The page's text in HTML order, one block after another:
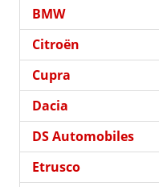
BMW
Citroën
Cupra
Dacia
DS Automobiles
Etrusco